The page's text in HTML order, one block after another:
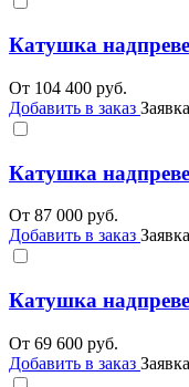
Катушка
От 104 400 руб.
Добавить в заказ
Катушка
От 87 000 руб.
Добавить в заказ
Катушка
От 69 600 руб.
Добавить в заказ